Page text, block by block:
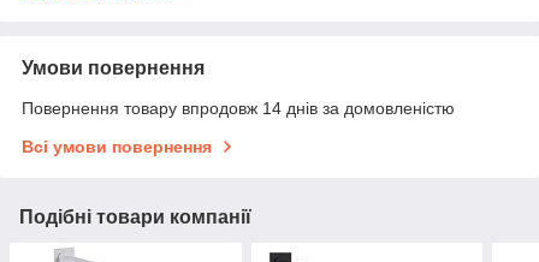
Умови повернення
Повернення товару впродовж 14 днів за домовленістю
Всі умови повернення
Подібні товари компанії